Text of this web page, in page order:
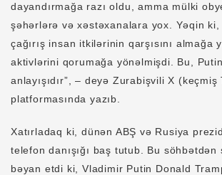
dayandırmağa razı oldu, amma mülki
şəhərlərə və xəstəxanalara yox. Yəqin
çağırış insan itkilərinin qarşısını almağa
aktivlərini qorumağa yönəlmişdi. Bu,
anlayışıdır”, – deyə Zurabişvili X (keçmiş
platformasında yazıb.
Xatırladaq ki, dünən ABŞ və Rusiya
telefon danışığı baş tutub. Bu söhbətdən
bəyan etdi ki, Vladimir Putin Donald